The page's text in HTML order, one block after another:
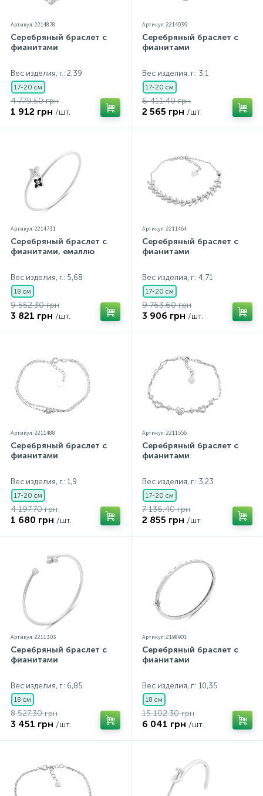
Артикул: 2214878
Серебряный браслет с
фианитами
Вес изделия, г.: 2,39
17-20 см
4 779.50 грн
1 912 грн /шт.
Артикул: 2214939
Серебряный браслет с
фианитами
Вес изделия, г.: 3,1
17-20 см
6 411.40 грн
2 565 грн /шт.
Артикул: 2214731
Серебряный браслет с
фианитами, емаллю
Вес изделия, г.: 5,68
18 см
9 552.30 грн
3 821 грн /шт.
Артикул: 2211464
Серебряный браслет с
фианитами
Вес изделия, г.: 4,71
17-20 см
9 763.60 грн
3 906 грн /шт.
Артикул: 2211488
Серебряный браслет с
фианитами
Вес изделия, г.: 1,9
17-20 см
4 197.70 грн
1 680 грн /шт.
Артикул: 2211556
Серебряный браслет с
фианитами
Вес изделия, г.: 3,23
17-20 см
7 136.40 грн
2 855 грн /шт.
Артикул: 2211303
Серебряный браслет с
фианитами
Вес изделия, г.: 6,85
18 см
8 527.30 грн
3 451 грн /шт.
Артикул: 2198901
Серебряный браслет с
фианитами
Вес изделия, г.: 10,35
18 см
15 102.30 грн
6 041 грн /шт.